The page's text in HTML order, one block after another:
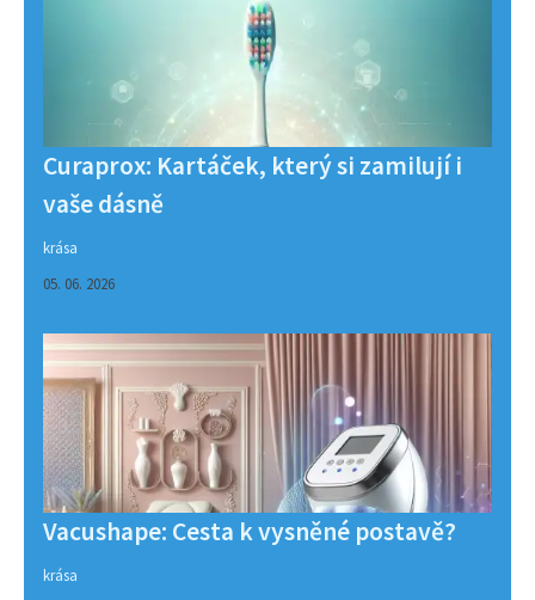
Curaprox: Kartáček, který si zamilují i
vaše dásně
krása
05. 06. 2026
Vacushape: Cesta k vysněné postavě?
krása